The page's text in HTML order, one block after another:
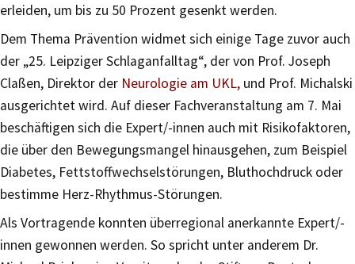
erleiden, um bis zu 50 Prozent gesenkt werden.
Dem Thema Prävention widmet sich einige Tage zuvor auch
der „25. Leipziger Schlaganfalltag“, der von Prof. Joseph
Claßen, Direktor der Neurologie am UKL, und Prof. Michalski
ausgerichtet wird. Auf dieser Fachveranstaltung am 7. Mai
beschäftigen sich die Expert/-innen auch mit Risikofaktoren,
die über den Bewegungsmangel hinausgehen, zum Beispiel
Diabetes, Fettstoffwechselstörungen, Bluthochdruck oder
bestimme Herz-Rhythmus-Störungen.
Als Vortragende konnten überregional anerkannte Expert/-
innen gewonnen werden. So spricht unter anderem Dr.